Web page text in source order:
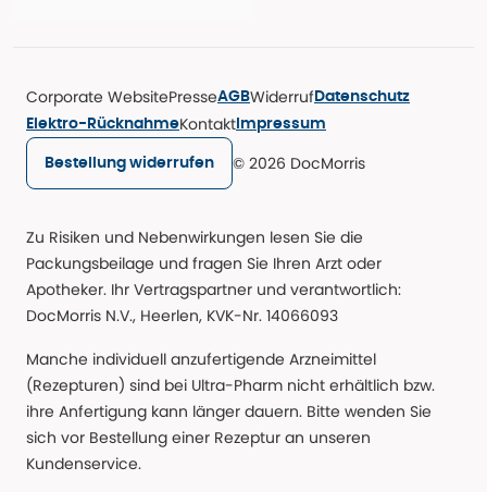
Corporate WebsitePresseAGBWiderruf Datenschutz
Elektro-RücknahmeKontakt Impressum
Bestellung widerrufen © 2026 DocMorris
Zu Risiken und Nebenwirkungen lesen Sie die
Packungsbeilage und fragen Sie Ihren Arzt oder
Apotheker. Ihr Vertragspartner und verantwortlich:
DocMorris N.V., Heerlen, KVK-Nr. 14066093
Manche individuell anzufertigende Arzneimittel
(Rezepturen) sind bei Ultra-Pharm nicht erhältlich bzw.
ihre Anfertigung kann länger dauern. Bitte wenden Sie
sich vor Bestellung einer Rezeptur an unseren
Kundenservice.